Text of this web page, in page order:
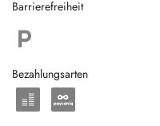
Barrierefreiheit
Bezahlungsarten